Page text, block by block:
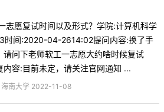
志愿复试时间以及形式？学院:计算机科学
时间:2020-04-2614:02提问内容:换了手
问下老师软工一志愿大约啥时候复试
容:目前未定，请关注官网通知 ...
海南大学 2022-11-08